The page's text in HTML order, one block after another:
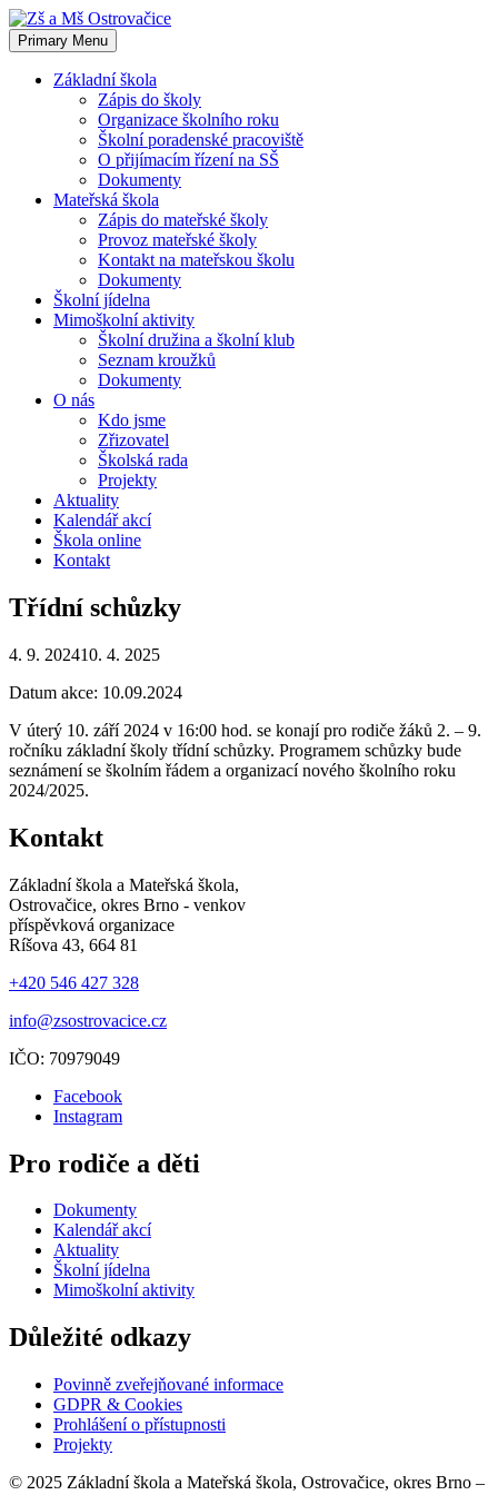
Skip
to
content
Primary Menu
Základní škola
Zápis do školy
Organizace školního roku
Školní poradenské pracoviště
O přijímacím řízení na SŠ
Dokumenty
Mateřská škola
Zápis do mateřské školy
Provoz mateřské školy
Kontakt na mateřskou školu
Dokumenty
Školní jídelna
Mimoškolní aktivity
Školní družina a školní klub
Seznam kroužků
Dokumenty
O nás
Kdo jsme
Zřizovatel
Školská rada
Projekty
Aktuality
Kalendář akcí
Škola online
Kontakt
Třídní schůzky
4. 9. 202410. 4. 2025
Datum akce: 10.09.2024
V úterý 10. září 2024 v 16:00 hod. se konají pro rodiče žáků 2. – 9.
ročníku základní školy třídní schůzky. Programem schůzky bude
seznámení se školním řádem a organizací nového školního roku
2024/2025.
Kontakt
Základní škola a Mateřská škola,
Ostrovačice, okres Brno - venkov
příspěvková organizace
Ríšova 43, 664 81
+420 546 427 328
info@zsostrovacice.cz
IČO: 70979049
Facebook
Instagram
Pro rodiče a děti
Dokumenty
Kalendář akcí
Aktuality
Školní jídelna
Mimoškolní aktivity
Důležité odkazy
Povinně zveřejňované informace
GDPR & Cookies
Prohlášení o přístupnosti
Projekty
© 2025 Základní škola a Mateřská škola, Ostrovačice, okres Brno –